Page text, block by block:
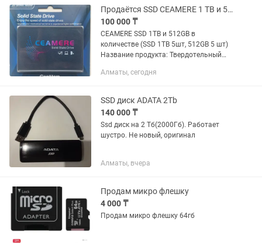
Продаётся SSD CEAMERE 1 TB и 512GB по 5 штук каждое
100 000 ₸
CEAMERE SSD 1TB и 512GB в
количестве (SSD 1TB 5шт, 512GB 5 шт)
Название продукта: Твердотельный
характеристики продукта: Подходит
Алматы, сегодня
SSD диск ADATA 2Tb
140 000 ₸
Ssd диск на 2 Тб(2000Гб). Работает
шустро. Не новый, оригинал
Алматы, вчера
Продам микро флешку
4 000 ₸
Продам микро флешку 64гб